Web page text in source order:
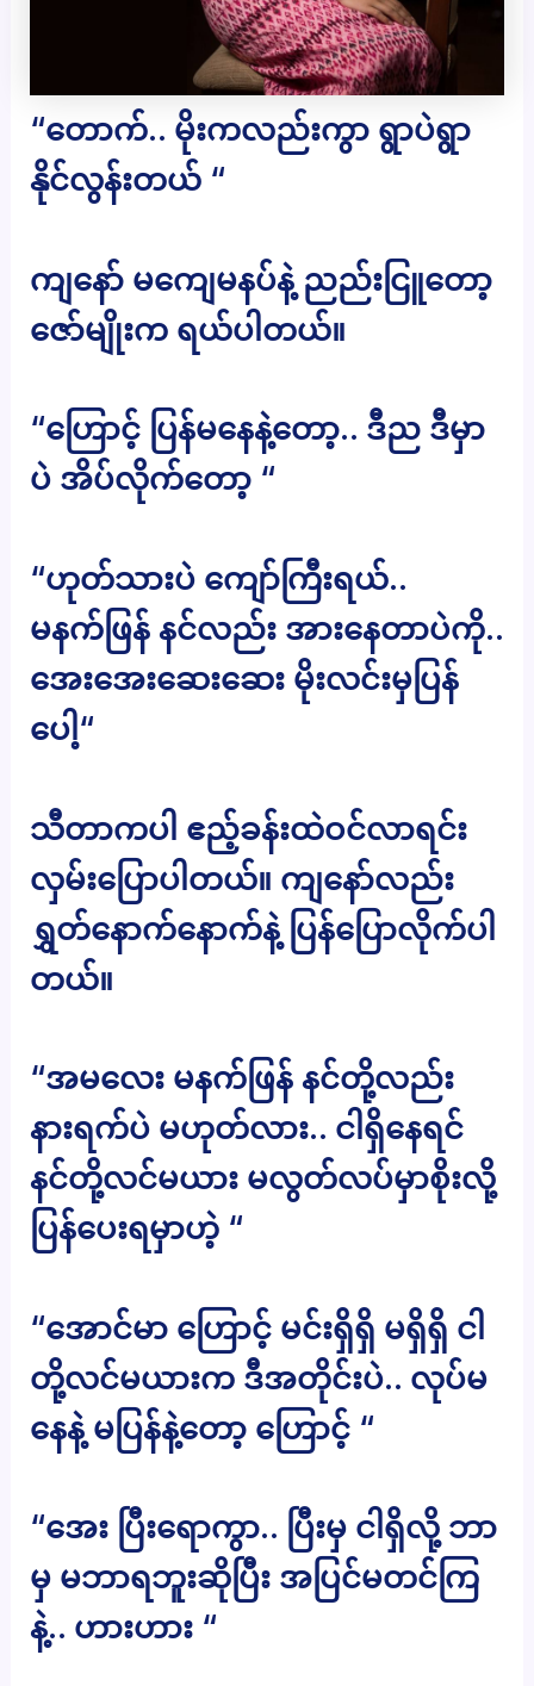
“တောက်.. မိုးကလည်းကွာ ရွာပဲရွာ
နိုင်လွန်းတယ် “
ကျနော် မကျေမနပ်နဲ့ ညည်းငြူတော့
ဇော်မျိုးက ရယ်ပါတယ်။
“ဟြောင့် ပြန်မနေနဲ့တော့.. ဒီည ဒီမှာ
ပဲ အိပ်လိုက်တော့ “
“ဟုတ်သားပဲ ကျော်ကြီးရယ်..
မနက်ဖြန် နင်လည်း အားနေတာပဲကို..
အေးအေးဆေးဆေး မိုးလင်းမှပြန်
ပေါ့“
သီတာကပါ ဧည့်ခန်းထဲဝင်လာရင်း
လှမ်းပြောပါတယ်။ ကျနော်လည်း
ရွှတ်နောက်နောက်နဲ့ ပြန်ပြောလိုက်ပါ
တယ်။
“အမလေး မနက်ဖြန် နင်တို့လည်း
နားရက်ပဲ မဟုတ်လား.. ငါရှိနေရင်
နင်တို့လင်မယား မလွတ်လပ်မှာစိုးလို့
ပြန်ပေးရမှာဟဲ့ “
“အောင်မာ ဟြောင့် မင်းရှိရှိ မရှိရှိ ငါ
တို့လင်မယားက ဒီအတိုင်းပဲ.. လုပ်မ
နေနဲ့ မပြန်နဲ့တော့ ဟြောင့် “
“အေး ပြီးရောကွာ.. ပြီးမှ ငါရှိလို့ ဘာ
မှ မဘာရဘူးဆိုပြီး အပြင်မတင်ကြ
နဲ့.. ဟားဟား “